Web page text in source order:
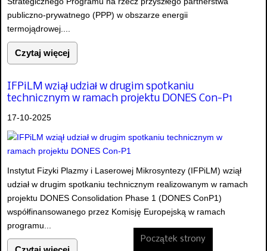
publiczno-prywatnego (PPP) w obszarze energii
termojądrowej....
Czytaj więcej
IFPiLM wziął udział w drugim spotkaniu
technicznym w ramach projektu DONES Con-P1
17-10-2025
Instytut Fizyki Plazmy i Laserowej Mikrosyntezy (IFPiLM) wziął
udział w drugim spotkaniu technicznym realizowanym w ramach
projektu DONES Consolidation Phase 1 (DONES ConP1)
współfinansowanego przez Komisję Europejską w ramach
programu...
Początek strony